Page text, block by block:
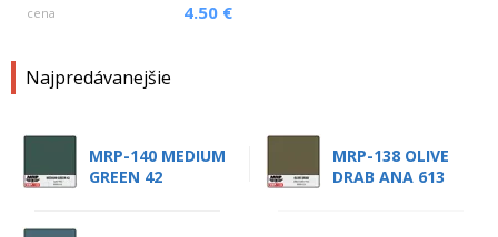
cena 4.50 €
Najpredávanejšie
MRP-140 MEDIUM
GREEN 42
MRP-138 OLIVE
DRAB ANA 613